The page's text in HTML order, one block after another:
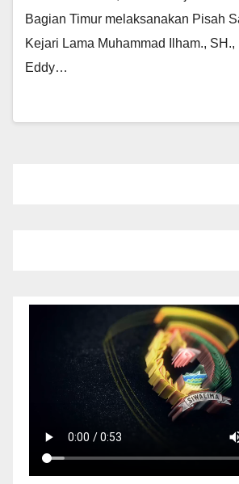
Bagian Timur melaksanakan Pisah
Kejari Lama Muhammad Ilham., SH.,
Eddy…